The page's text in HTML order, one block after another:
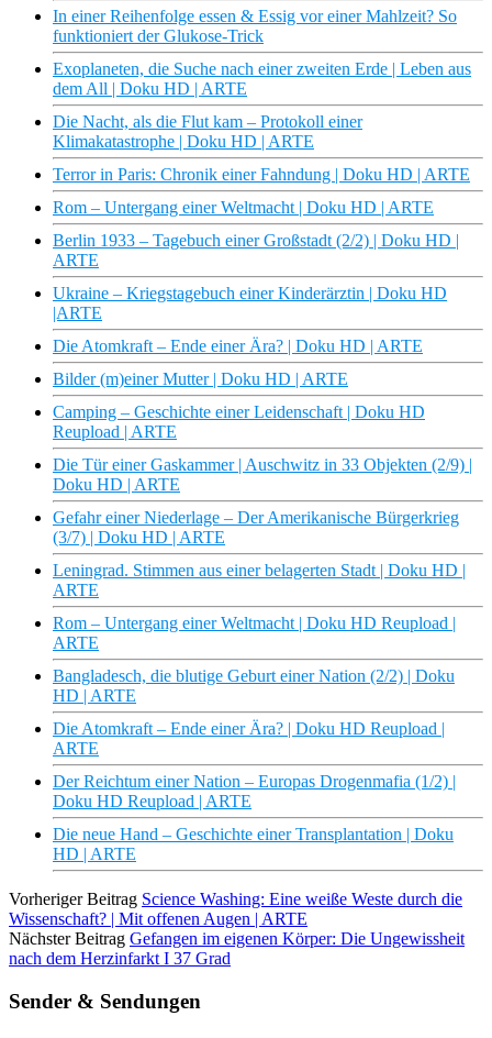
In einer Reihenfolge essen & Essig vor einer Mahlzeit? So
funktioniert der Glukose-Trick
Exoplaneten, die Suche nach einer zweiten Erde | Leben aus
dem All | Doku HD | ARTE
Die Nacht, als die Flut kam – Protokoll einer
Klimakatastrophe | Doku HD | ARTE
Terror in Paris: Chronik einer Fahndung | Doku HD | ARTE
Rom – Untergang einer Weltmacht | Doku HD | ARTE
Berlin 1933 – Tagebuch einer Großstadt (2/2) | Doku HD |
ARTE
Ukraine – Kriegstagebuch einer Kinderärztin | Doku HD
|ARTE
Die Atomkraft – Ende einer Ära? | Doku HD | ARTE
Bilder (m)einer Mutter | Doku HD | ARTE
Camping – Geschichte einer Leidenschaft | Doku HD
Reupload | ARTE
Die Tür einer Gaskammer | Auschwitz in 33 Objekten (2/9) |
Doku HD | ARTE
Gefahr einer Niederlage – Der Amerikanische Bürgerkrieg
(3/7) | Doku HD | ARTE
Leningrad. Stimmen aus einer belagerten Stadt | Doku HD |
ARTE
Rom – Untergang einer Weltmacht | Doku HD Reupload |
ARTE
Bangladesch, die blutige Geburt einer Nation (2/2) | Doku
HD | ARTE
Die Atomkraft – Ende einer Ära? | Doku HD Reupload |
ARTE
Der Reichtum einer Nation – Europas Drogenmafia (1/2) |
Doku HD Reupload | ARTE
Die neue Hand – Geschichte einer Transplantation | Doku
HD | ARTE
Vorheriger Beitrag Science Washing: Eine weiße Weste durch die
Wissenschaft? | Mit offenen Augen | ARTE
Nächster Beitrag Gefangen im eigenen Körper: Die Ungewissheit
nach dem Herzinfarkt I 37 Grad
Sender & Sendungen